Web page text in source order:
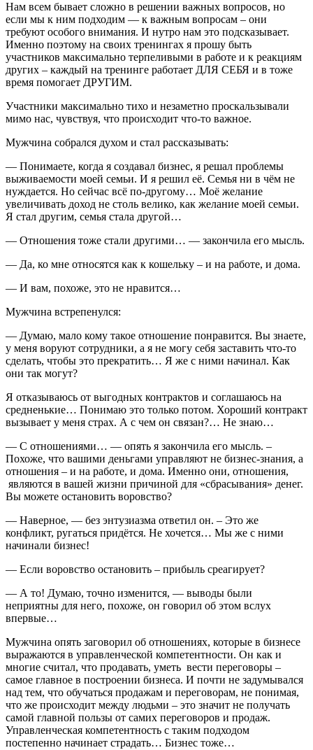
Нам всем бывает сложно в решении важных вопросов, но
если мы к ним подходим — к важным вопросам – они
требуют особого внимания. И нутро нам это подсказывает.
Именно поэтому на своих тренингах я прошу быть
участников максимально терпеливыми в работе и к реакциям
других – каждый на тренинге работает ДЛЯ СЕБЯ и в тоже
время помогает ДРУГИМ.
Участники максимально тихо и незаметно проскальзывали
мимо нас, чувствуя, что происходит что-то важное.
Мужчина собрался духом и стал рассказывать:
— Понимаете, когда я создавал бизнес, я решал проблемы
выживаемости моей семьи. И я решил её. Семья ни в чём не
нуждается. Но сейчас всё по-другому… Моё желание
увеличивать доход не столь велико, как желание моей семьи.
Я стал другим, семья стала другой…
— Отношения тоже стали другими… — закончила его мысль.
— Да, ко мне относятся как к кошельку – и на работе, и дома.
— И вам, похоже, это не нравится…
Мужчина встрепенулся:
— Думаю, мало кому такое отношение понравится. Вы знаете,
у меня воруют сотрудники, а я не могу себя заставить что-то
сделать, чтобы это прекратить… Я же с ними начинал. Как
они так могут?
Я отказываюсь от выгодных контрактов и соглашаюсь на
средненькие… Понимаю это только потом. Хороший контракт
вызывает у меня страх. А с чем он связан?… Не знаю…
— С отношениями… — опять я закончила его мысль. –
Похоже, что вашими деньгами управляют не бизнес-знания, а
отношения – и на работе, и дома. Именно они, отношения,
являются в вашей жизни причиной для «сбрасывания» денег.
Вы можете остановить воровство?
— Наверное, — без энтузиазма ответил он. – Это же
конфликт, ругаться придётся. Не хочется… Мы же с ними
начинали бизнес!
— Если воровство остановить – прибыль среагирует?
— А то! Думаю, точно изменится, — выводы были
неприятны для него, похоже, он говорил об этом вслух
впервые…
Мужчина опять заговорил об отношениях, которые в бизнесе
выражаются в управленческой компетентности. Он как и
многие считал, что продавать, уметь вести переговоры –
самое главное в построении бизнеса. И почти не задумывался
над тем, что обучаться продажам и переговорам, не понимая,
что же происходит между людьми – это значит не получать
самой главной пользы от самих переговоров и продаж.
Управленческая компетентность с таким подходом
постепенно начинает страдать… Бизнес тоже…